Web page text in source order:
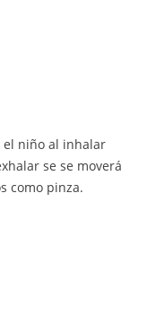
el niño al inhalar
se se moverá
como pinza.